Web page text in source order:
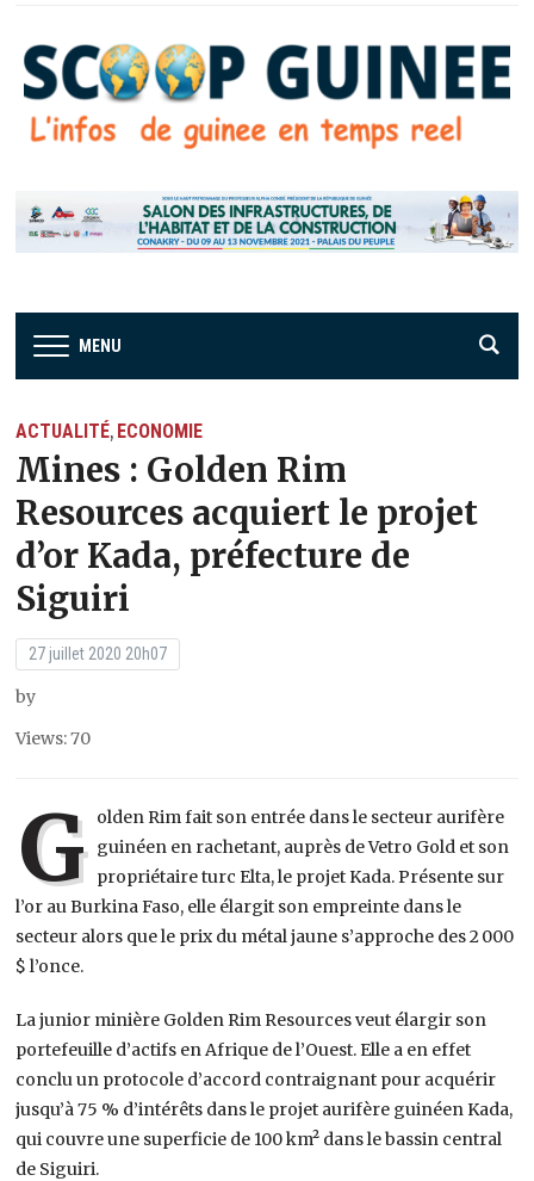
MENU
ACTUALITÉ, ECONOMIE
Mines : Golden Rim
Resources acquiert le projet
d’or Kada, préfecture de
Siguiri
27 juillet 2020 20h07
by
Views: 70
G olden Rim fait son entrée dans le secteur aurifère
guinéen en rachetant, auprès de Vetro Gold et son
propriétaire turc Elta, le projet Kada. Présente sur
l’or au Burkina Faso, elle élargit son empreinte dans le
secteur alors que le prix du métal jaune s’approche des 2 000
$ l’once.
La junior minière Golden Rim Resources veut élargir son
portefeuille d’actifs en Afrique de l’Ouest. Elle a en effet
conclu un protocole d’accord contraignant pour acquérir
jusqu’à 75 % d’intérêts dans le projet aurifère guinéen Kada,
qui couvre une superficie de 100 km² dans le bassin central
de Siguiri.